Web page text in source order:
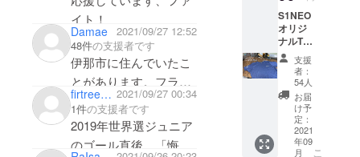
イト！
Damae 2021/09/27 12:52
48件の支援者です
伊那市に住んでいたこ
とがあります。フラン
スでの挑戦を楽しんで
下さい。
firtree_momiko 2021/09/27 00:34
1件の支援者です
2019年世界選ジュニア
のゴール直後、「悔し
産国:日
本
S1NEO
オリジ
ナルT
シャツ
をご用
意致し
まし
た。 各
サイズ
をお選
びくだ
支援
者：
54人
お届
け予
定：
2021
年09
月
こ